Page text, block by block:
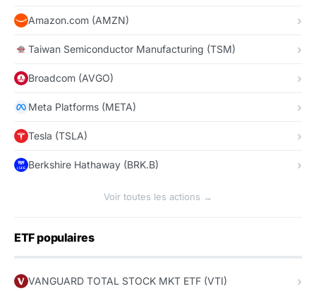
Amazon.com (AMZN)
Taiwan Semiconductor Manufacturing (TSM)
Broadcom (AVGO)
Meta Platforms (META)
Tesla (TSLA)
Berkshire Hathaway (BRK.B)
Voir toutes les actions →
ETF populaires
VANGUARD TOTAL STOCK MKT ETF (VTI)